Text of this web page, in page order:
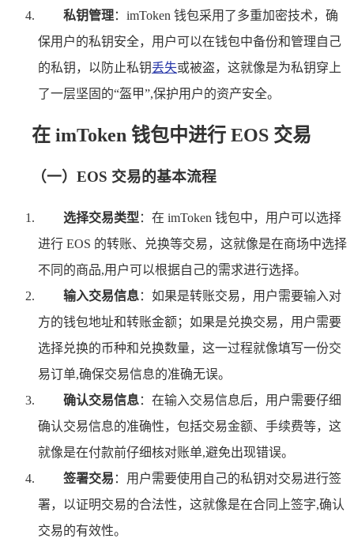
私钥管理：imToken 钱包采用了多重加密技术，确
保用户的私钥安全，用户可以在钱包中备份和管理自己
的私钥，以防止私钥丢失或被盗，这就像是为私钥穿上
了一层坚固的“盔甲”,保护用户的资产安全。
在 imToken 钱包中进行 EOS 交易
（一）EOS 交易的基本流程
选择交易类型 ：在 imToken 钱包中，用户可以选择
进行 EOS 的转账、兑换等交易，这就像是在商场中选择
不同的商品,用户可以根据自己的需求进行选择。
输入交易信息：如果是转账交易，用户需要输入对
方的钱包地址和转账金额；如果是兑换交易，用户需要
选择兑换的币种和兑换数量，这一过程就像填写一份交
易订单,确保交易信息的准确无误。
确认交易信息：在输入交易信息后，用户需要仔细
确认交易信息的准确性，包括交易金额、手续费等，这
就像是在付款前仔细核对账单,避免出现错误。
签署交易 ：用户需要使用自己的私钥对交易进行签
署，以证明交易的合法性，这就像是在合同上签字,确认
交易的有效性。